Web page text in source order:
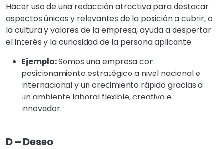
Hacer uso de una redacción atractiva para destacar
aspectos únicos y relevantes de la posición a cubrir, o
la cultura y valores de la empresa, ayuda a despertar
el interés y la curiosidad de la persona aplicante.
Ejemplo:Somos una empresa con
posicionamiento estratégico a nivel nacional e
internacional y un crecimiento rápido gracias a
un ambiente laboral flexible, creativo e
innovador.
D – Deseo